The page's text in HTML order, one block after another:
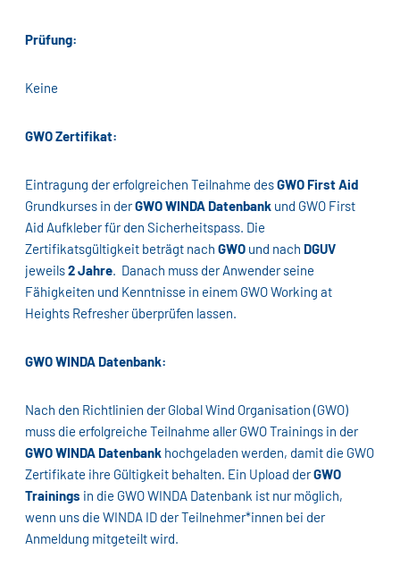
Prüfung:
Keine
GWO Zertifikat:
Eintragung der erfolgreichen Teilnahme desGWO First Aid
Grundkurses in derGWO WINDA Datenbankund GWO First
Aid Aufkleber für den Sicherheitspass. Die
Zertifikatsgültigkeit beträgt nach GWOund nach DGUV
jeweils2 Jahre. Danach muss der Anwender seine
Fähigkeiten und Kenntnisse in einem GWO Working at
Heights Refresher überprüfen lassen.
GWO WINDA Datenbank:
Nach den Richtlinien der Global Wind Organisation (GWO)
muss die erfolgreiche Teilnahme aller GWO Trainings in der
GWO WINDA Datenbankhochgeladen werden, damit die GWO
Zertifikate ihre Gültigkeit behalten. Ein Upload derGWO
Trainings in die GWO WINDA Datenbank ist nur möglich,
wenn uns die WINDA ID der Teilnehmer*innen bei der
Anmeldung mitgeteilt wird.